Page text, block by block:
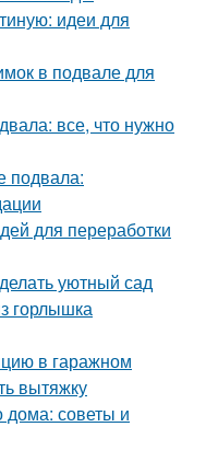
идеи для
в подвале для
все, что нужно
подвала:
для переработки
уютный сад
горлышка
в гаражном
вытяжку
дома: советы и